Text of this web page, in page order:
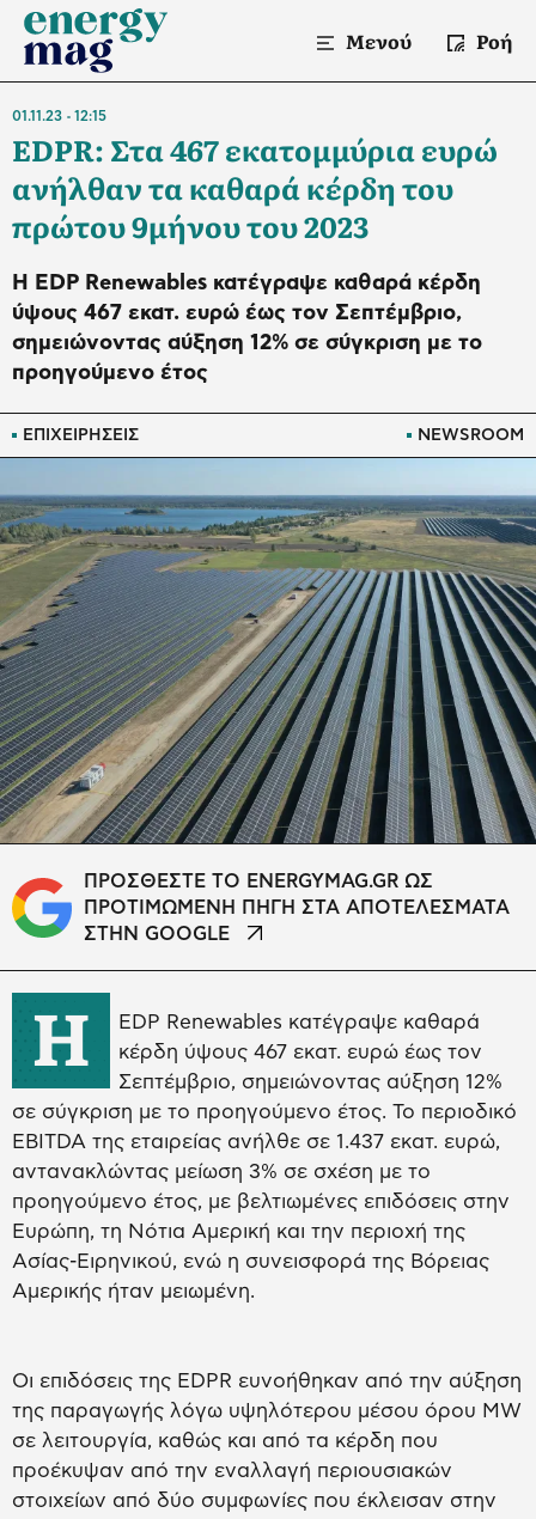
Μενού Ροή
ΕΠΙΧΕΙΡΗΣΕΙΣ NEWSROOM
01.11.23 12:15
EDPR: Στα 467 εκατομμύρια ευρώ
ανήλθαν τα καθαρά κέρδη του
πρώτου 9μήνου του 2023
Η EDP Renewables κατέγραψε καθαρά κέρδη
ύψους 467 εκατ. ευρώ έως τον Σεπτέμβριο,
σημειώνοντας αύξηση 12% σε σύγκριση με το
προηγούμενο έτος
ΠΡΟΣΘΕΣΤΕ ΤΟ ENERGYMAG.GR ΩΣ
ΠΡΟΤΙΜΩΜΕΝΗ ΠΗΓΗ ΣΤΑ ΑΠΟΤΕΛΕΣΜΑΤΑ
ΣΤΗΝ GOOGLE
Η
EDP Renewables κατέγραψε καθαρά
κέρδη ύψους 467 εκατ. ευρώ έως τον
Σεπτέμβριο, σημειώνοντας αύξηση 12%
σε σύγκριση με το προηγούμενο έτος. Το περιοδικό
EBITDA της εταιρείας ανήλθε σε 1.437 εκατ. ευρώ,
αντανακλώντας μείωση 3% σε σχέση με το
προηγούμενο έτος, με βελτιωμένες επιδόσεις στην
Ευρώπη, τη Νότια Αμερική και την περιοχή της
Ασίας-Ειρηνικού, ενώ η συνεισφορά της Βόρειας
Αμερικής ήταν μειωμένη.
Οι επιδόσεις της EDPR ευνοήθηκαν από την αύξηση
της παραγωγής λόγω υψηλότερου μέσου όρου MW
σε λειτουργία, καθώς και από τα κέρδη που
προέκυψαν από την εναλλαγή περιουσιακών
στοιχείων από δύο συμφωνίες που έκλεισαν στην